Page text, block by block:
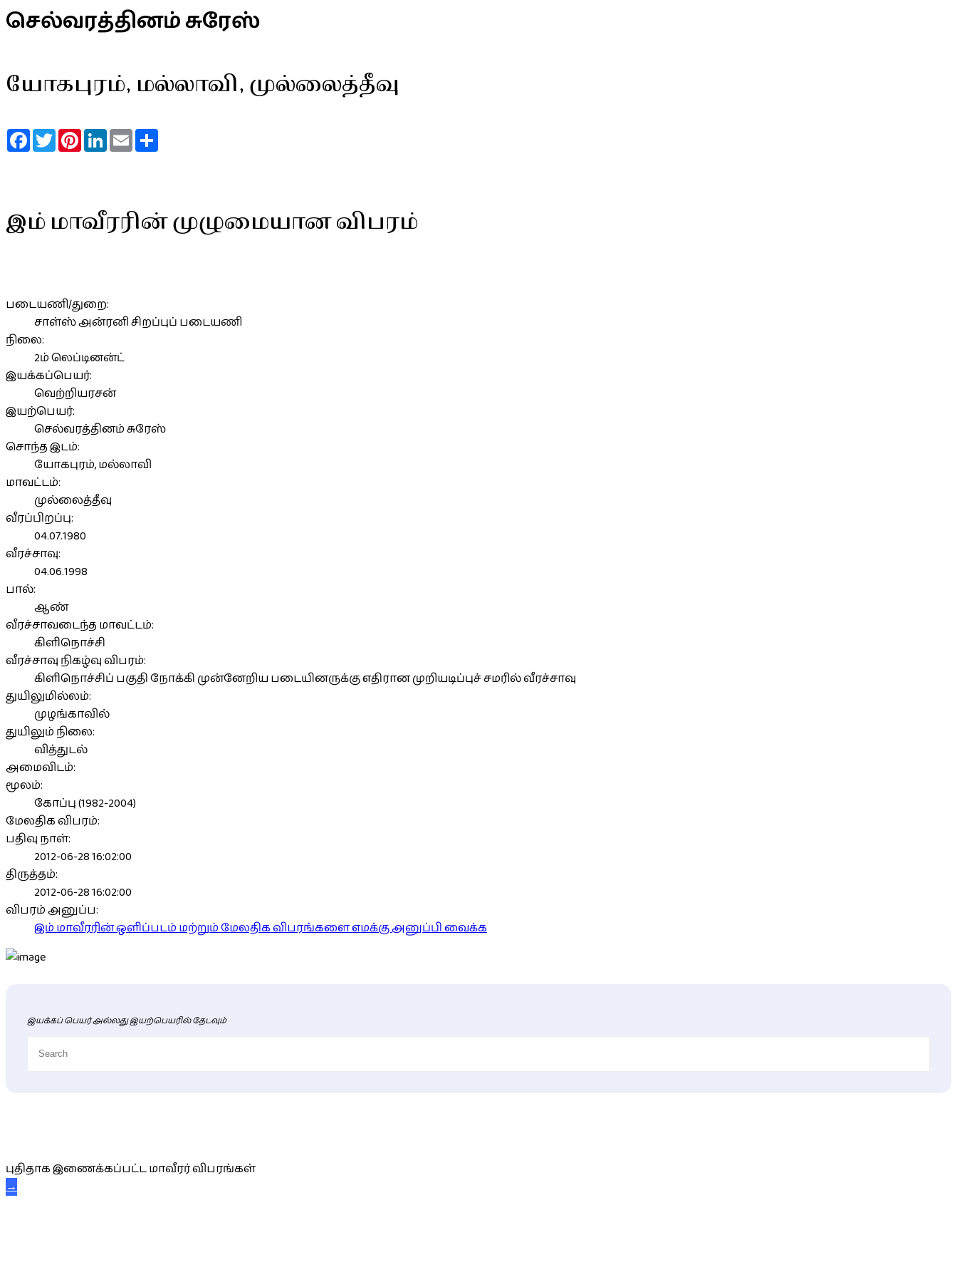
செல்வரத்தினம் சுரேஸ்
யோகபுரம், மல்லாவி, முல்லைத்தீவு
FacebookTwitterPinterestLinkedInEmail
இம் மாவீரரின் முழுமையான விபரம்
படையணி/துறை:
சாள்ஸ் அன்ரனி சிறப்புப் படையணி
நிலை:
2ம் லெப்டினன்ட்
இயக்கப்பெயர்:
வெற்றியரசன்
இயற்பெயர்:
செல்வரத்தினம் சுரேஸ்
சொந்த இடம்:
யோகபுரம், மல்லாவி
மாவட்டம்:
முல்லைத்தீவு
வீரப்பிறப்பு:
04.07.1980
வீரச்சாவு:
04.06.1998
பால்:
ஆண்
வீரச்சாவடைந்த மாவட்டம்:
கிளிநொச்சி
வீரச்சாவு நிகழ்வு விபரம்:
கிளிநொச்சிப் பகுதி நோக்கி முன்னேறிய படையினருக்கு எதிரான முறியடிப்புச் சமரில் வீரச்சாவு
துயிலுமில்லம்:
முழங்காவில்
துயிலும் நிலை:
வித்துடல்
அமைவிடம்:
மூலம்:
கோப்பு (1982-2004)
மேலதிக விபரம்:
பதிவு நாள்:
2012-06-28 16:02:00
திருத்தம்:
2012-06-28 16:02:00
விபரம் அனுப்ப:
இம் மாவீரரின் ஒளிப்படம் மற்றும் மேலதிக விபரங்களை எமக்கு அனுப்பி வைக்க
இயக்கப் பெயர் அல்லது இயற்பெயரில் தேடவும்
புதிதாக இணைக்கப்பட்ட மாவீரர் விபரங்கள்
→